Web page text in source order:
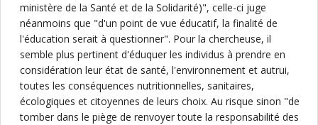
ministère de la Santé et de la Solidarité)", celle-ci juge
néanmoins que "d'un point de vue éducatif, la finalité de
l'éducation serait à questionner". Pour la chercheuse, il
semble plus pertinent d'éduquer les individus à prendre en
considération leur état de santé, l'environnement et autrui,
toutes les conséquences nutritionnelles, sanitaires,
écologiques et citoyennes de leurs choix. Au risque sinon "de
tomber dans le piège de renvoyer toute la responsabilité des